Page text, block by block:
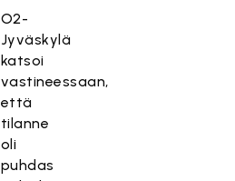
O2-
Jyväskylä
katsoi
vastineessaan,
että
tilanne
oli
puhdas